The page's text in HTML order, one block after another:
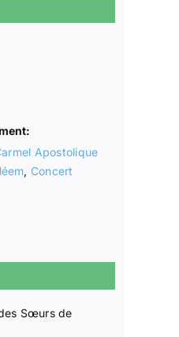
Apostolique
, Concert
Sœurs de